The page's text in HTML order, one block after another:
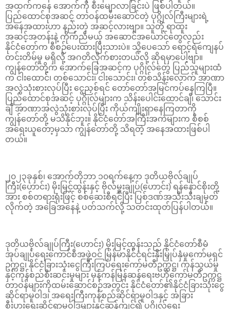
အထက်ကနေ အောက်ကို စီးမျောလာခြင်းပဲ ဖြစ်ပါတယ်။
ပြည်ထောင်စုအဆင့် တာဝန်ထမ်းဆောင်တဲ့ ပုဂ္ဂိုလ်ကြီးများရဲ့
အနေအထားဟာ နည်းတဲ့ အဆင့်လားဗျာ။ သူတို့ ရာထူး
အဆင့်အတန်းနဲ့ ကိုက်ညီမယ့် အဆောင်အယောင်တွေလည်း
နိုင်ငံတော်က စီစဉ်ပေးထားပြီးသားပဲ။ သို့ပေသော် ရောင့်ရဲကျေနပ်
တင်းတိမ်မှု မရှိလို့ အဂတိလိုက်စားတယ်လို့ ဆိုရမှာပေါ့ဗျာ။
ကျွန်တော်တို့က အောက်ခြေအဆင့်က ပုဂ္ဂိုလ်တွေ ပြည်သူများထံ
က ငါးထောင်၊ တစ်သောင်း၊ ငါးသောင်း၊ တစ်သိန်းလောက် အာဏာ
အလွဲသုံးစားလုပ်ပြီး ငွေညှစ်ရင် တော်တော်အမြင်ကပ်နေကြပြီ။
ပြည်ထောင်စုအဆင့် ပုဂ္ဂိုလ်များက သိန်းပေါင်းထောင်ချီ၊ သောင်း
ချီ အာဏာအလွဲသုံးစားလုပ်ပြီး ကိုယ်ကျိုးရှာနေကြတာကို
ကျွန်တော်တို့ မသိနိုင်ဘူး။ နိုင်ငံတော်အကြီးအကဲများက စိစစ်
အရေးယူတော့မှသာ ကျွန်တော်တို့ သိရတဲ့ အနေအထားဖြစ်ပါ
တယ်။
၂၀၂၃ခုနှစ်၊ အောက်တိုဘာ ၁၀ရက်နေ့က ဒုတိယဗိုလ်ချုပ်
ကြီး(ဟောင်း) မိုးမြင့်ထွန်းနှင့် ဗိုလ်မှူးချုပ်(ဟောင်း) ရန်နောင်စိုးတို့
အား စစ်တရားရုံးဖြင့် စစ်ဆေးစီရင်ပြီး ပြစ်ဒဏ်အသီးသီးချမှတ်
လိုက်တဲ့ အခြေအနေနဲ့ ပတ်သက်လို့ သတင်းထုတ်ပြန်ပါတယ်။
ဒုတိယဗိုလ်ချုပ်ကြီး(ဟောင်း) မိုးမြင့်ထွန်းသည် နိုင်ငံတော်စီမံ
အုပ်ချုပ်ရေးကောင်စီအဖွဲ့ဝင် မြန်မာနိုင်ငံရင်းနှီးမြှုပ်နှံမှုကော်မရှင်
ဥက္ကဋ္ဌ၊ နိုင်ငံခြားသုံးငွေကြီးကြပ်ရေးကော်မတီဥက္ကဋ္ဌ၊ ကုန်သွယ်မှု
နှင့်ကုန်စည်စီးဆင်းမှုများ မှန်ကန်မြန်ဆန်ရေးဗဟိုကော်မတီဥက္ကဋ္ဌ
တာဝန်များကိုထမ်းဆောင်စဉ်အတွင်း နိုင်ငံတော်၏နိုင်ငံခြားသုံးငွေ
ဆိုင်ရာမူဝါဒ၊ အရေးကြီးကုန်စည်ဆိုင်ရာမူဝါဒနှင့် အခြား
စီးပွားရေးဆိုင်ရာမူဝါဒများနှင့်ဆန့်ကျင်၍ ပုဂ္ဂိုလ်ရေး